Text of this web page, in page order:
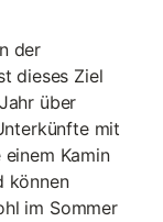
der
dieses Ziel
über
mit
Kamin
können
im Sommer